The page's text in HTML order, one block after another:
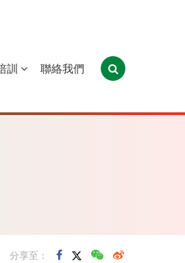
和普林西比 東帝汶
訓 聯絡我們
分享至：